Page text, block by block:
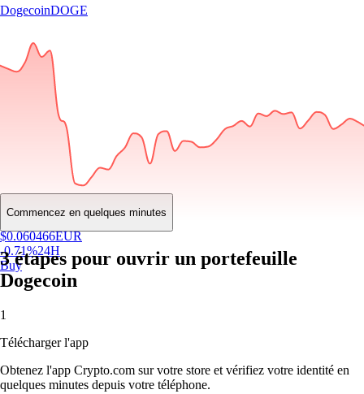
DogecoinDOGE
$0.060466EUR
-0.71%24H
Buy
Commencez en quelques minutes
3 étapes pour ouvrir un portefeuille
Dogecoin
1
Télécharger l'app
Obtenez l'app Crypto.com sur votre store et vérifiez votre identité en
quelques minutes depuis votre téléphone.